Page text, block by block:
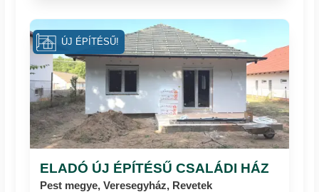
ELADÓ ÚJ ÉPÍTÉSŰ CSALÁDI HÁZ
Pest megye, Veresegyház, Revetek
ÚJ ÉPÍTÉSŰ!